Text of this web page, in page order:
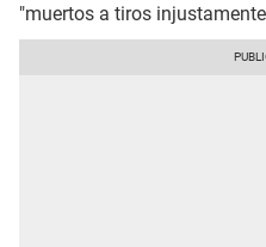
"muertos a tiros